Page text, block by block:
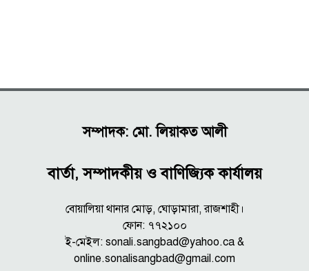
সম্পাদক: মো. লিয়াকত আলী
বার্তা, সম্পাদকীয় ও বাণিজ্যিক কার্যালয়
বোয়ালিয়া থানার মোড়, ঘোড়ামারা, রাজশাহী।
ফোন: ৭৭২১০০
ই-মেইল: sonali.sangbad@yahoo.ca &
online.sonalisangbad@gmail.com